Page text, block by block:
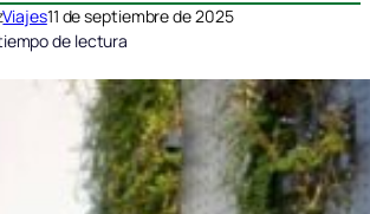
Viajes11 de septiembre de 2025
de lectura